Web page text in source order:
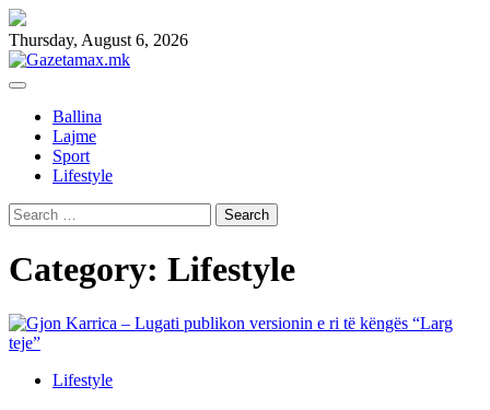
Skip
to
content
Thursday, August 6, 2026
Ballina
Lajme
Sport
Lifestyle
Search
for:
Category: Lifestyle
Lifestyle